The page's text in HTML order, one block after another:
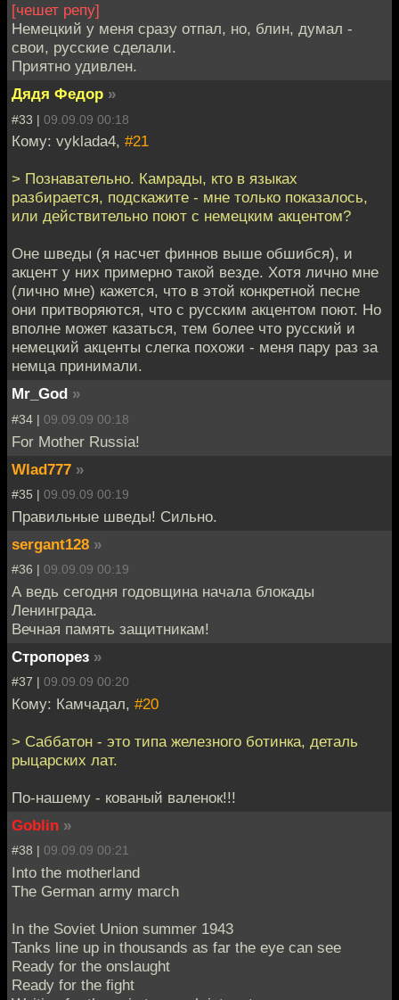
[чешет репу]
Немецкий у меня сразу отпал, но, блин, думал -
свои, русские сделали.
Приятно удивлен.
Дядя Федор »
#33 | 09.09.09 00:18
Кому: vyklada4, #21
> Познавательно. Камрады, кто в языках
разбирается, подскажите - мне только показалось,
или действительно поют с немецким акцентом?
Оне шведы (я насчет финнов выше обшибся), и
акцент у них примерно такой везде. Хотя лично мне
(лично мне) кажется, что в этой конкретной песне
они притворяются, что с русским акцентом поют. Но
вполне может казаться, тем более что русский и
немецкий акценты слегка похожи - меня пару раз за
немца принимали.
Mr_God »
#34 | 09.09.09 00:18
For Mother Russia!
Wlad777 »
#35 | 09.09.09 00:19
Правильные шведы! Сильно.
sergant128 »
#36 | 09.09.09 00:19
А ведь сегодня годовщина начала блокады
Ленинграда.
Вечная память защитникам!
Стропорез »
#37 | 09.09.09 00:20
Кому: Камчадал, #20
> Саббатон - это типа железного ботинка, деталь
рыцарских лат.
По-нашему - кованый валенок!!!
Goblin »
#38 | 09.09.09 00:21
Into the motherland
The German army march
In the Soviet Union summer 1943
Tanks line up in thousands as far the eye can see
Ready for the onslaught
Ready for the fight